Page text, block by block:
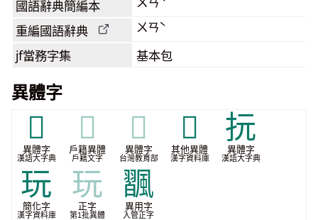
國語辭典簡編本 ㄨㄢˋ
重編國語辭典 ㄨㄢˋ
jf當務字集 基本包
異體字
𠐢
異體字
漢語大字典
𠐢
戶籍異體
戶籍文字
𠐢
異體字
台灣教育部
𩢄
其他異體
漢字資料庫
抏
異體字
漢語大字典
玩
簡化字
漢字資料庫
玩
正字
第1批異體
飁
異用字
入管正字